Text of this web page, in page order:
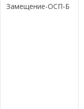
Замещение-ОСП-Б